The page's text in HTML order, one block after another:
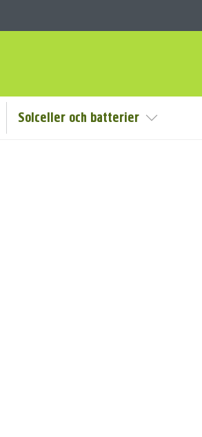
Göm undermeny
Solceller och batterier Visa/Göm